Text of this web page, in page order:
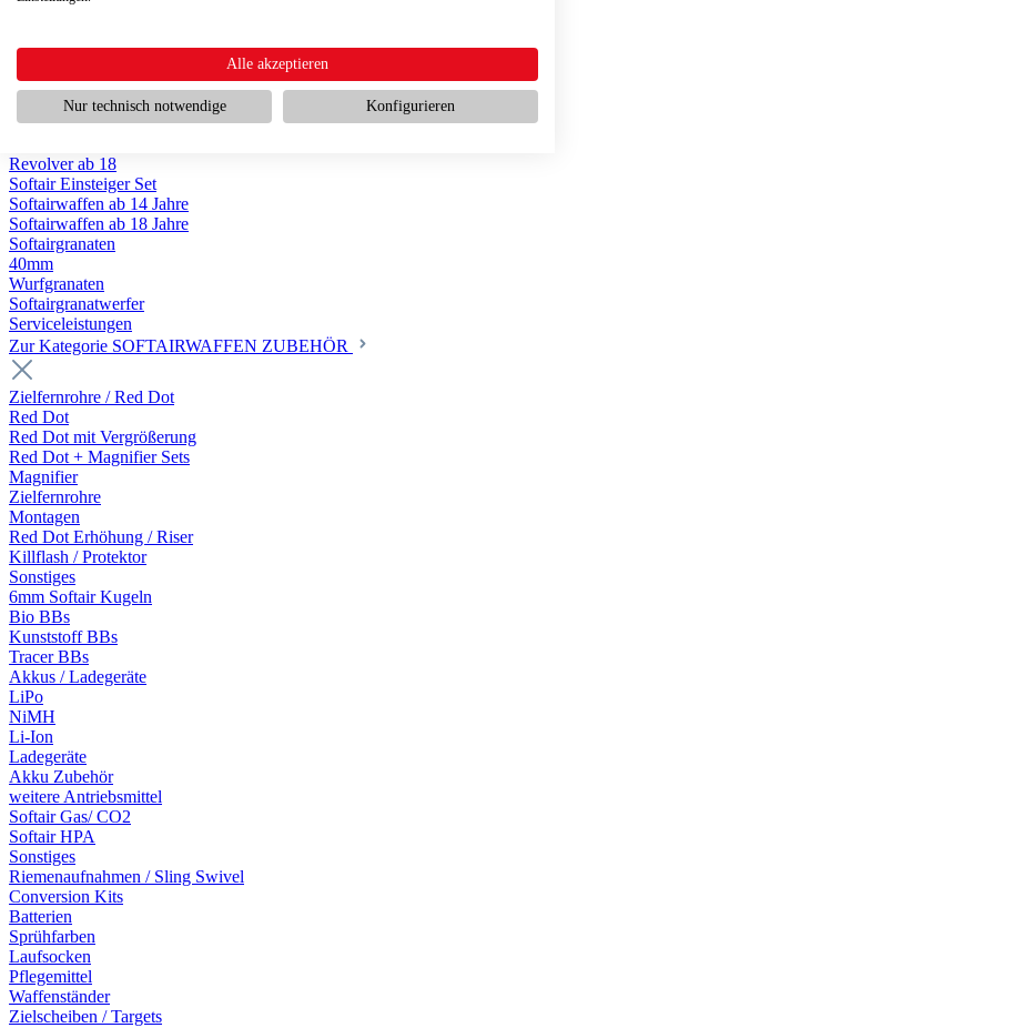
Scharfschützengewehr ab 18
Softair Pistolen
Softair Pistolen elektrisch ab 14
Softair Pistolen Federdruck ab 14
Softair Pistolen HPA Luftdruck ab 18
Revolver ab 18
Softair Einsteiger Set
Softairwaffen ab 14 Jahre
Softairwaffen ab 18 Jahre
Softairgranaten
40mm
Wurfgranaten
Softairgranatwerfer
Serviceleistungen
Zur Kategorie SOFTAIRWAFFEN ZUBEHÖR
Zielfernrohre / Red Dot
Red Dot
Red Dot mit Vergrößerung
Red Dot + Magnifier Sets
Magnifier
Zielfernrohre
Montagen
Red Dot Erhöhung / Riser
Killflash / Protektor
Sonstiges
6mm Softair Kugeln
Bio BBs
Kunststoff BBs
Tracer BBs
Akkus / Ladegeräte
LiPo
NiMH
Li-Ion
Ladegeräte
Akku Zubehör
weitere Antriebsmittel
Softair Gas/ CO2
Softair HPA
Sonstiges
Riemenaufnahmen / Sling Swivel
Conversion Kits
Batterien
Sprühfarben
Laufsocken
Pflegemittel
Waffenständer
Zielscheiben / Targets
Alle akzeptieren
Nur technisch notwendige Konfigurieren